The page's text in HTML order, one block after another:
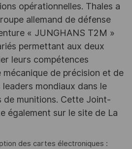
opérationnelles. Thales a
allemand de défense
« JUNGHANS T2M »
permettant aux deux
leurs compétences
mécanique de précision et de
mondiaux dans le
de munitions. Cette Joint-
également sur le site de La
des cartes électroniques :